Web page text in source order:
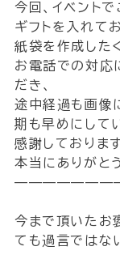
今回、イベント
ギフトを入れて
紙袋を作成した
お電話での対応
だき、
途中経過も画像
期も早めにして
感謝しております
本当にありがと
今まで頂いたお
ても過言ではな